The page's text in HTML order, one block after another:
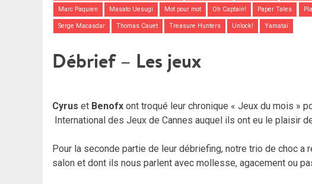
Marc Paquien Masato Uesugi Mot pour mot Oh Captain! Paper Tales
Serge Macasdar Thomas Cauet Treasure Hunters Unlock! Yamataï
Débrief – Les jeux
Cyrus et Benofx ont troqué leur chronique « Jeux du mois »
International des Jeux de Cannes auquel ils ont eu le plaisir
Pour la seconde partie de leur débriefing, notre trio de choc a
salon et dont ils nous parlent avec mollesse, agacement ou